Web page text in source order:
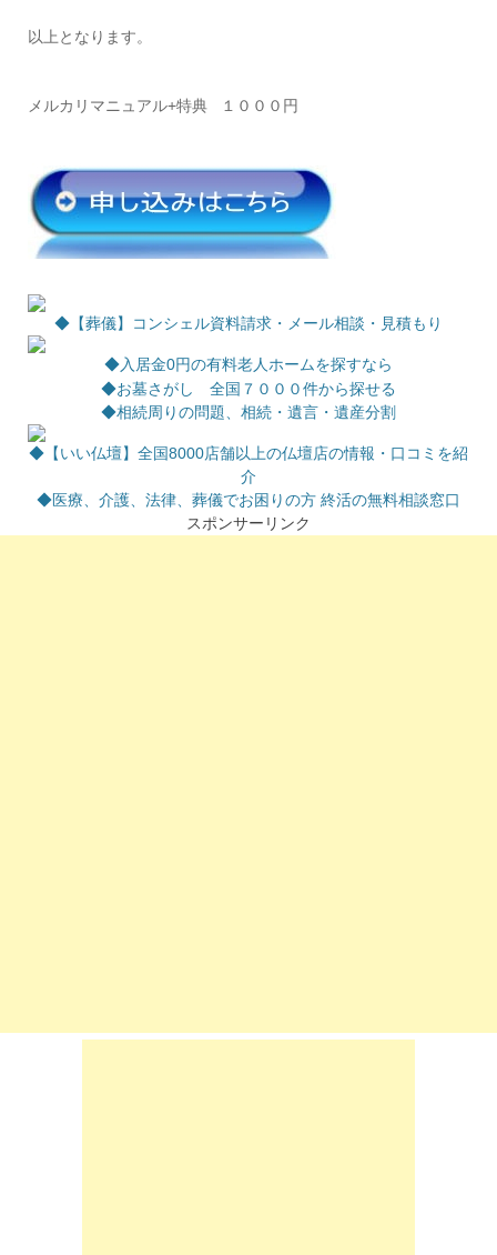
以上となります。
メルカリマニュアル+特典 １０００円
◆【葬儀】コンシェル資料請求・メール相談・見積もり
◆入居金0円の有料老人ホームを探すなら
◆お墓さがし 全国７０００件から探せる
◆相続周りの問題、相続・遺言・遺産分割
◆【いい仏壇】全国8000店舗以上の仏壇店の情報・口コミを紹
介
◆医療、介護、法律、葬儀でお困りの方 終活の無料相談窓口
スポンサーリンク